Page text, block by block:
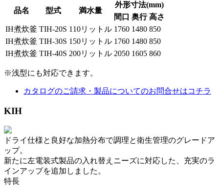
品名 型式 満水量
外形寸法(mm)
間口 奥行 高さ
IH煮炊釜 TIH-20S 110リットル 1760 1480 850
IH煮炊釜 TIH-30S 150リットル 1760 1480 850
IH煮炊釜 TIH-40S 200リットル 2050 1605 860
※浅型にも対応できます。
カタログのご請求・製品についてのお問合せはコチラ
KIH
ドライ仕様と良好な加熱分布で調理と衛生管理のグレードア
ップ。
新たに左電装式製品の入れ替えニーズに対応した、充実のラ
インアップを追加しました。
特長